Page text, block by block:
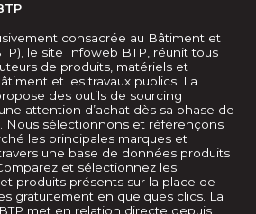
consacrée au Bâtiment et
le site Infoweb BTP, réunit tous
de produits, matériels et
et les travaux publics. La
des outils de sourcing
attention d’achat dès sa phase de
Nous sélectionnons et référençons
les principales marques et
une base de données produits
et sélectionnez les
produits présents sur la place de
gratuitement en quelques clics. La
met en relation directe depuis